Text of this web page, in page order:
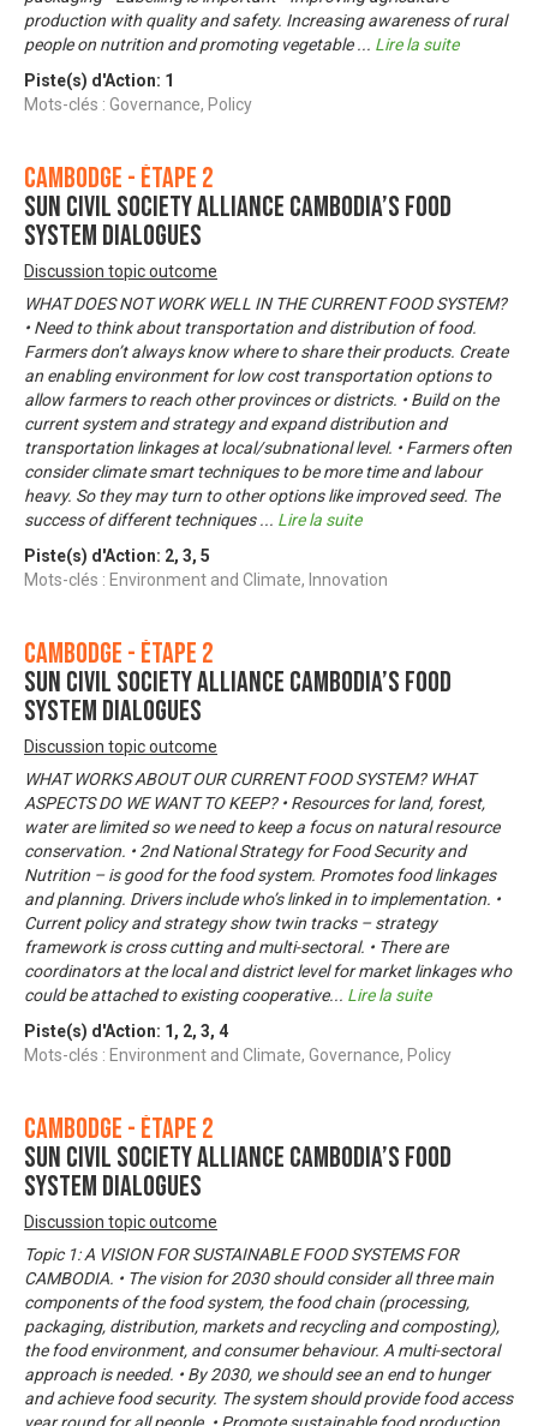
production with quality and safety. Increasing awareness of rural
people on nutrition and promoting vegetable... Lire la suite
Piste(s) d'Action: 1
Mots-clés : Governance, Policy
Cambodge - Étape 2
SUN Civil Society Alliance Cambodia’s food
system dialogues
Discussion topic outcome
WHAT DOES NOT WORK WELL IN THE CURRENT FOOD SYSTEM?
• Need to think about transportation and distribution of food.
Farmers don’t always know where to share their products. Create
an enabling environment for low cost transportation options to
allow farmers to reach other provinces or districts. • Build on the
current system and strategy and expand distribution and
transportation linkages at local/subnational level. • Farmers often
consider climate smart techniques to be more time and labour
heavy. So they may turn to other options like improved seed. The
success of different techniques... Lire la suite
Piste(s) d'Action: 2, 3, 5
Mots-clés : Environment and Climate, Innovation
Cambodge - Étape 2
SUN Civil Society Alliance Cambodia’s food
system dialogues
Discussion topic outcome
WHAT WORKS ABOUT OUR CURRENT FOOD SYSTEM? WHAT
ASPECTS DO WE WANT TO KEEP? • Resources for land, forest,
water are limited so we need to keep a focus on natural resource
conservation. • 2nd National Strategy for Food Security and
Nutrition – is good for the food system. Promotes food linkages
and planning. Drivers include who’s linked in to implementation. •
Current policy and strategy show twin tracks – strategy
framework is cross cutting and multi-sectoral. • There are
coordinators at the local and district level for market linkages who
could be attached to existing cooperative... Lire la suite
Piste(s) d'Action: 1 , 2, 3, 4
Mots-clés : Environment and Climate, Governance, Policy
Cambodge - Étape 2
SUN Civil Society Alliance Cambodia’s food
system dialogues
Discussion topic outcome
Topic 1: A VISION FOR SUSTAINABLE FOOD SYSTEMS FOR
CAMBODIA. • The vision for 2030 should consider all three main
components of the food system, the food chain (processing,
packaging, distribution, markets and recycling and composting),
the food environment, and consumer behaviour. A multi-sectoral
approach is needed. • By 2030, we should see an end to hunger
and achieve food security. The system should provide food access
year round for all people. • Promote sustainable food production,